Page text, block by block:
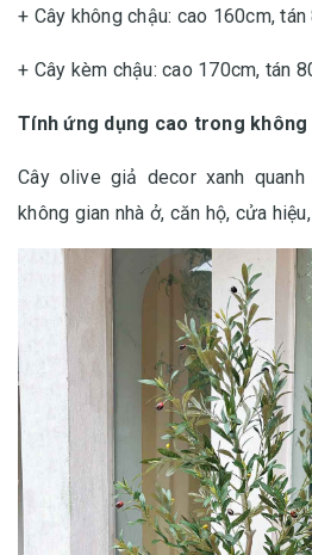
+ Cây không chậu: cao 160cm,
+ Cây kèm chậu: cao 170cm, tán
Tính ứng dụng cao trong không
Cây olive giả decor xanh
không gian nhà ở, căn hộ, cửa